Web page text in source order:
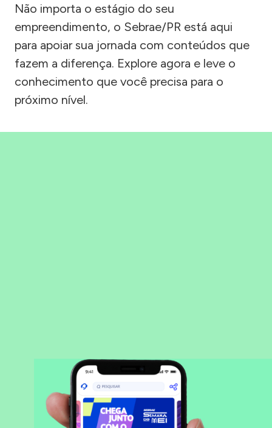
Não importa o estágio do seu
empreendimento, o Sebrae/PR está aqui
para apoiar sua jornada com conteúdos que
fazem a diferença. Explore agora e leve o
conhecimento que você precisa para o
próximo nível.